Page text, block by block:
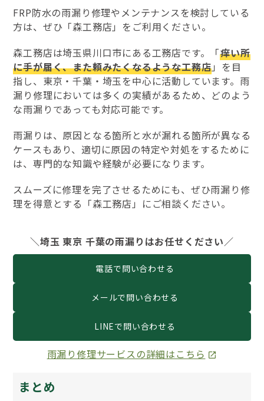
FRP防水の雨漏り修理やメンテナンスを検討している
方は、ぜひ「森工務店」をご利用ください。
森工務店は埼玉県川口市にある工務店です。「痒い所
に手が届く、また頼みたくなるような工務店」を目
指し、東京・千葉・埼玉を中心に活動しています。雨
漏り修理においては多くの実績があるため、どのよう
な雨漏りであっても対応可能です。
雨漏りは、原因となる箇所と水が漏れる箇所が異なる
ケースもあり、適切に原因の特定や対処をするために
は、専門的な知識や経験が必要になります。
スムーズに修理を完了させるためにも、ぜひ雨漏り修
理を得意とする「森工務店」にご相談ください。
＼埼玉 東京 千葉の雨漏りはお任せください／
電話で問い合わせる
メールで問い合わせる
LINEで問い合わせる
雨漏り修理サービスの詳細はこちら
まとめ